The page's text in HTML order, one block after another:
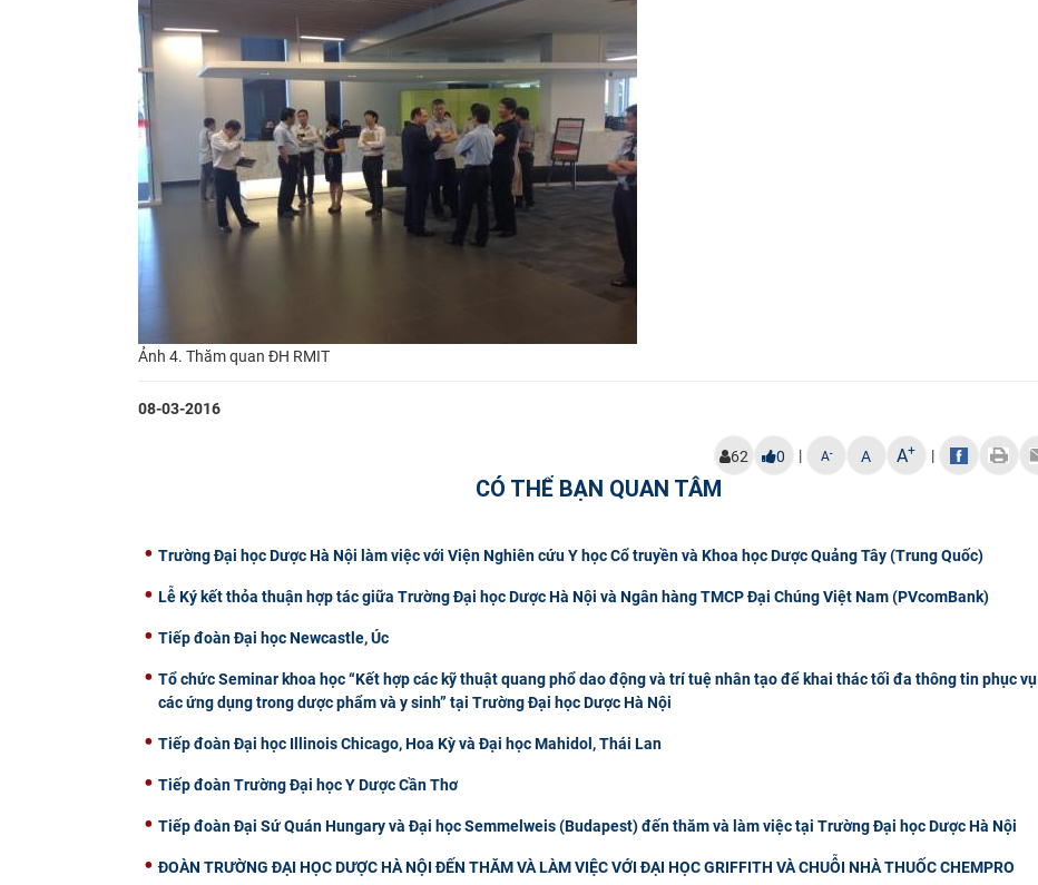
Ảnh 4. Thăm quan ĐH RMIT
08-03-2016
62 0 | A- A A+ |
CÓ THỂ BẠN QUAN TÂM
Trường Đại học Dược Hà Nội làm việc với Viện Nghiên cứu Y học Cổ truyền và Khoa học Dược Quảng Tây (Trung Quốc)
Lễ Ký kết thỏa thuận hợp tác giữa Trường Đại học Dược Hà Nội và Ngân hàng TMCP Đại Chúng Việt Nam (PVcomBank)
Tiếp đoàn Đại học Newcastle, Úc
Tổ chức Seminar khoa học “Kết hợp các kỹ thuật quang phổ dao động và trí tuệ nhân tạo để khai thác tối đa thông tin phục vụ
các ứng dụng trong dược phẩm và y sinh” tại Trường Đại học Dược Hà Nội
Tiếp đoàn Đại học Illinois Chicago, Hoa Kỳ và Đại học Mahidol, Thái Lan
Tiếp đoàn Trường Đại học Y Dược Cần Thơ
Tiếp đoàn Đại Sứ Quán Hungary và Đại học Semmelweis (Budapest) đến thăm và làm việc tại Trường Đại học Dược Hà Nội
ĐOÀN TRƯỜNG ĐẠI HỌC DƯỢC HÀ NỘI ĐẾN THĂM VÀ LÀM VIỆC VỚI ĐẠI HỌC GRIFFITH VÀ CHUỖI NHÀ THUỐC CHEMPRO